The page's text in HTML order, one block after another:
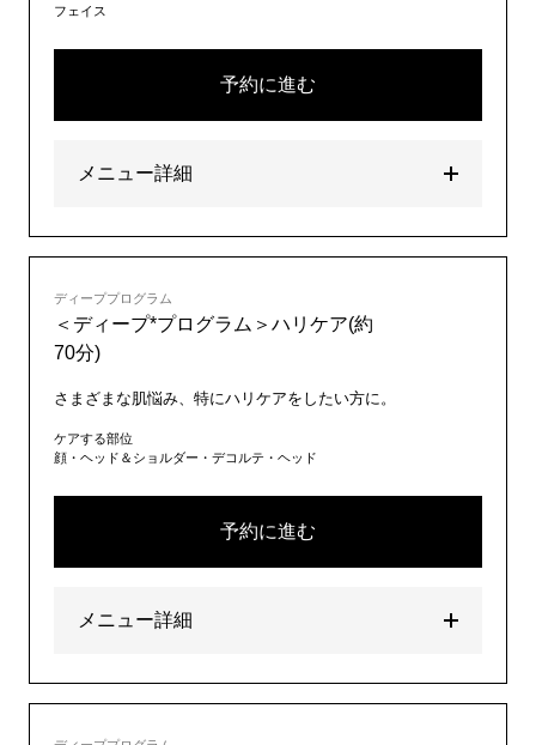
フェイス
予約に進む
メニュー詳細
ディーププログラム
＜ディープ*プログラム＞ハリケア(約
70分)
さまざまな肌悩み、特にハリケアをしたい方に。
ケアする部位
顔・ヘッド＆ショルダー・デコルテ・ヘッド
予約に進む
メニュー詳細